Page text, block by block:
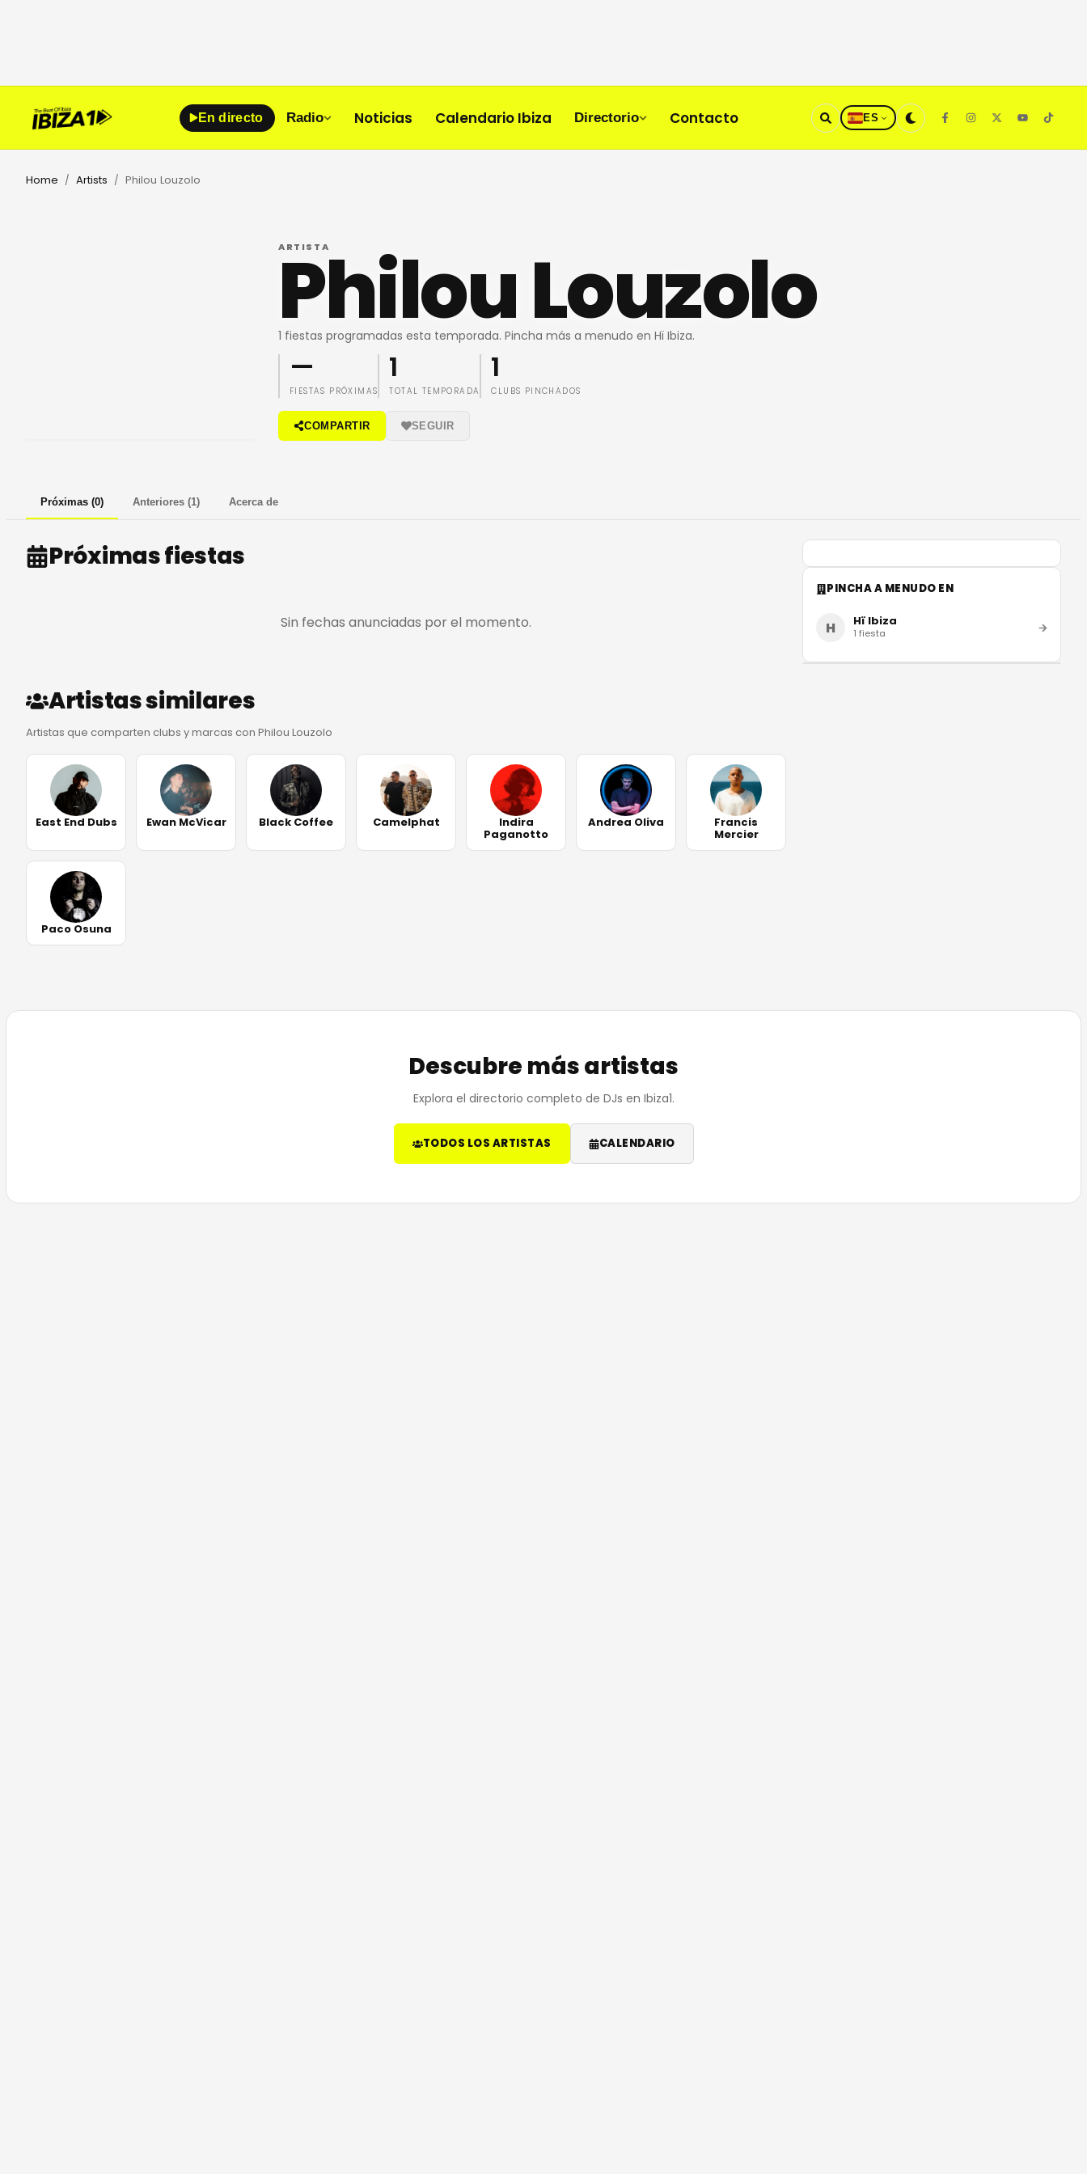
En directo Radio Noticias Calendario Ibiza Directorio Contacto ES
Home / Artists / Philou Louzolo
ARTISTA
Philou Louzolo
1 fiestas programadas esta temporada. Pincha más a menudo en Hï Ibiza.
—
FIESTAS PRÓXIMAS
1
TOTAL TEMPORADA
1
CLUBS PINCHADOS
COMPARTIR SEGUIR
Próximas (0) Anteriores (1) Acerca de
Próximas fiestas
Sin fechas anunciadas por el momento.
Artistas similares
Artistas que comparten clubs y marcas con Philou Louzolo
East End Dubs Ewan McVicar Black Coffee Camelphat Indira
Paganotto
Andrea Oliva Francis
Mercier
Paco Osuna
PINCHA A MENUDO EN
H Hï Ibiza
1 fiesta
Descubre más artistas
Explora el directorio completo de DJs en Ibiza1.
TODOS LOS ARTISTAS CALENDARIO